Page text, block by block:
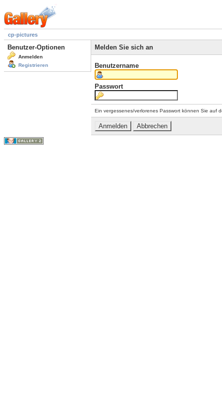
cp-pictures
Benutzer-Optionen
Anmelden
Registrieren
Melden Sie sich an
Benutzername
Passwort
Ein vergessenes/verlorenes Passwort können Sie auf